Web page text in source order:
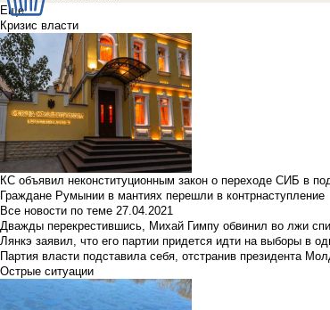
Еще
Кризис власти
КС объявил неконституционным закон о переходе СИБ в
Граждане Румынии в мантиях перешли в контрнаступление
Все новости по теме 27.04.2021
Дважды перекрестившись, Михай Гимпу обвинил во лжи
Лянкэ заявил, что его партии придется идти на выборы в
Партия власти подставила себя, отстранив президента
Острые ситуации